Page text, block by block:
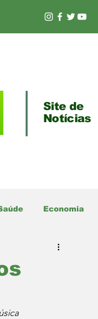
Site de
Notícias
Economia